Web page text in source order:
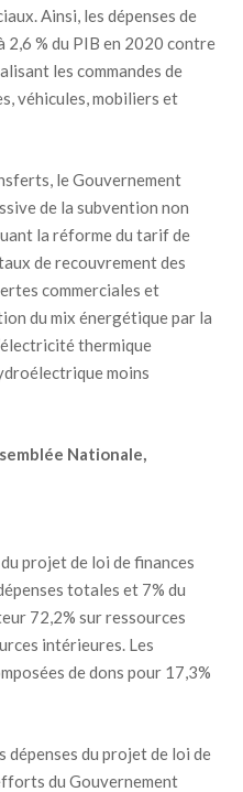
Ainsi, les dépenses de
2,6 % du PIB en 2020 contre
les commandes de
véhicules, mobiliers et
le Gouvernement
de la subvention non
la réforme du tarif de
de recouvrement des
commerciales et
du mix énergétique par la
thermique
moins
Nationale,
projet de loi de finances
totales et 7% du
72,2% sur ressources
intérieures. Les
de dons pour 17,3%
du projet de loi de
du Gouvernement